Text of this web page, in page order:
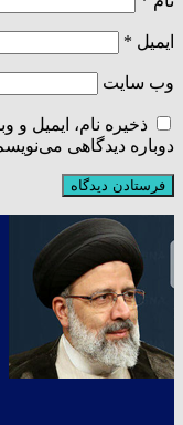
ایمیل *
وب‌ سایت
ذخیره نام، ایمیل
دوباره دیدگاهی